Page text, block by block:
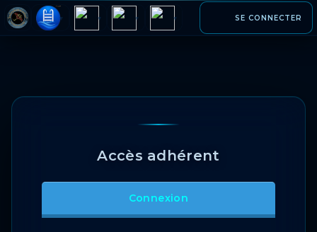
▾ ▾ ▾ ▾ SE CONNECTER
Accès adhérent
Connexion